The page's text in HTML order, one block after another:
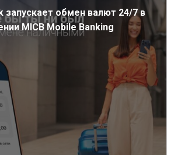
запускает обмен валют 24/7 в
MICB Mobile Banking